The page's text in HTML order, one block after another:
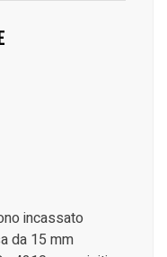
incassato
da 15 mm